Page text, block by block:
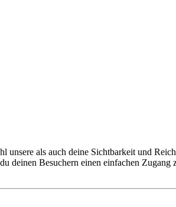
als auch deine Sichtbarkeit und
Besuchern einen einfachen Zugang